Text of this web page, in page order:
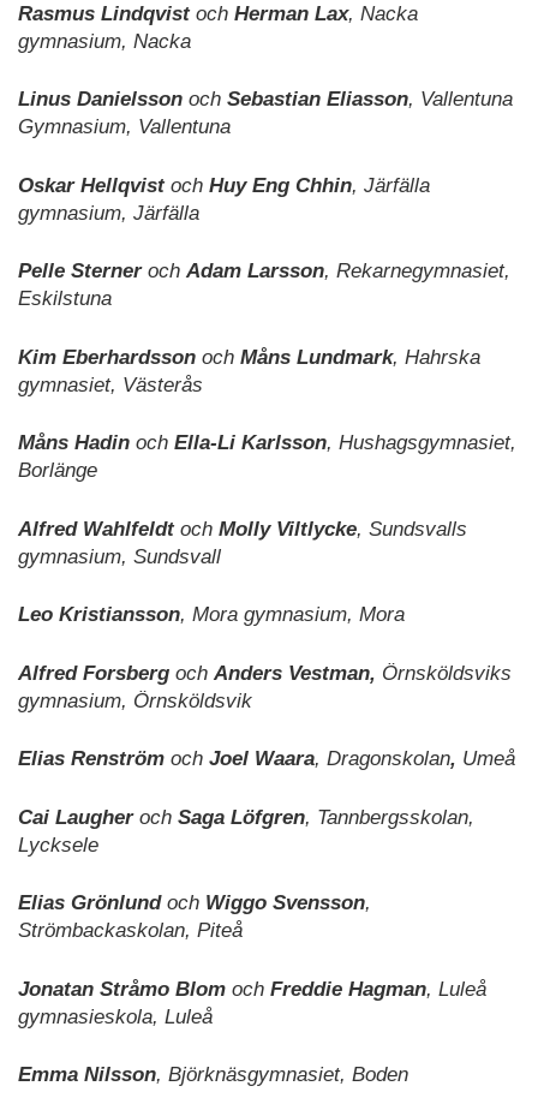
Rasmus Lindqvist och Herman Lax, Nacka
gymnasium, Nacka
Linus Danielsson och Sebastian Eliasson, Vallentuna
Gymnasium, Vallentuna
Oskar Hellqvist och Huy Eng Chhin, Järfälla
gymnasium, Järfälla
Pelle Sterner och Adam Larsson, Rekarnegymnasiet,
Eskilstuna
Kim Eberhardsson och Måns Lundmark, Hahrska
gymnasiet, Västerås
Måns Hadin och Ella-Li Karlsson, Hushagsgymnasiet,
Borlänge
Alfred Wahlfeldt och Molly Viltlycke, Sundsvalls
gymnasium, Sundsvall
Leo Kristiansson, Mora gymnasium, Mora
Alfred Forsberg och Anders Vestman, Örnsköldsviks
gymnasium, Örnsköldsvik
Elias Renström och Joel Waara, Dragonskolan, Umeå
Cai Laugher och Saga Löfgren, Tannbergsskolan,
Lycksele
Elias Grönlund och Wiggo Svensson,
Strömbackaskolan, Piteå
Jonatan Stråmo Blom och Freddie Hagman, Luleå
gymnasieskola, Luleå
Emma Nilsson, Björknäsgymnasiet, Boden